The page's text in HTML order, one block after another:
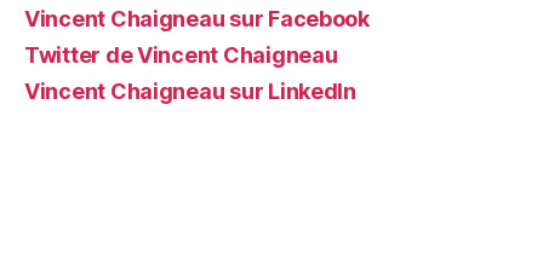
Vincent Chaigneau sur Facebook
Twitter de Vincent Chaigneau
Vincent Chaigneau sur LinkedIn